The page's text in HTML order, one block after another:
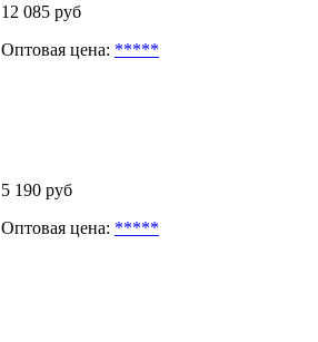
12 085 руб
Оптовая цена: *****
5 190 руб
Оптовая цена: *****